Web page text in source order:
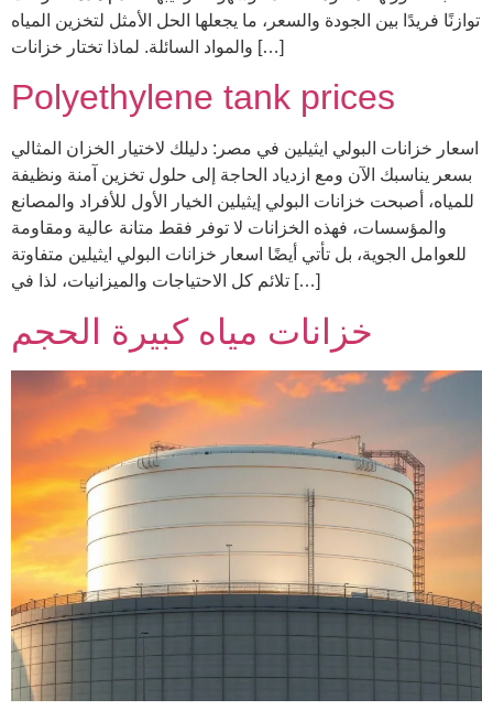
توازنًا فريدًا بين الجودة والسعر، ما يجعلها الحل الأمثل لتخزين المياه
والمواد السائلة. لماذا تختار خزانات […]
Polyethylene tank prices
اسعار خزانات البولي ايثيلين في مصر: دليلك لاختيار الخزان المثالي
بسعر يناسبك الآن ومع ازدياد الحاجة إلى حلول تخزين آمنة ونظيفة
للمياه، أصبحت خزانات البولي إيثيلين الخيار الأول للأفراد والمصانع
والمؤسسات، فهذه الخزانات لا توفر فقط متانة عالية ومقاومة
للعوامل الجوية، بل تأتي أيضًا اسعار خزانات البولي ايثيلين متفاوتة
تلائم كل الاحتياجات والميزانيات، لذا في […]
خزانات مياه كبيرة الحجم